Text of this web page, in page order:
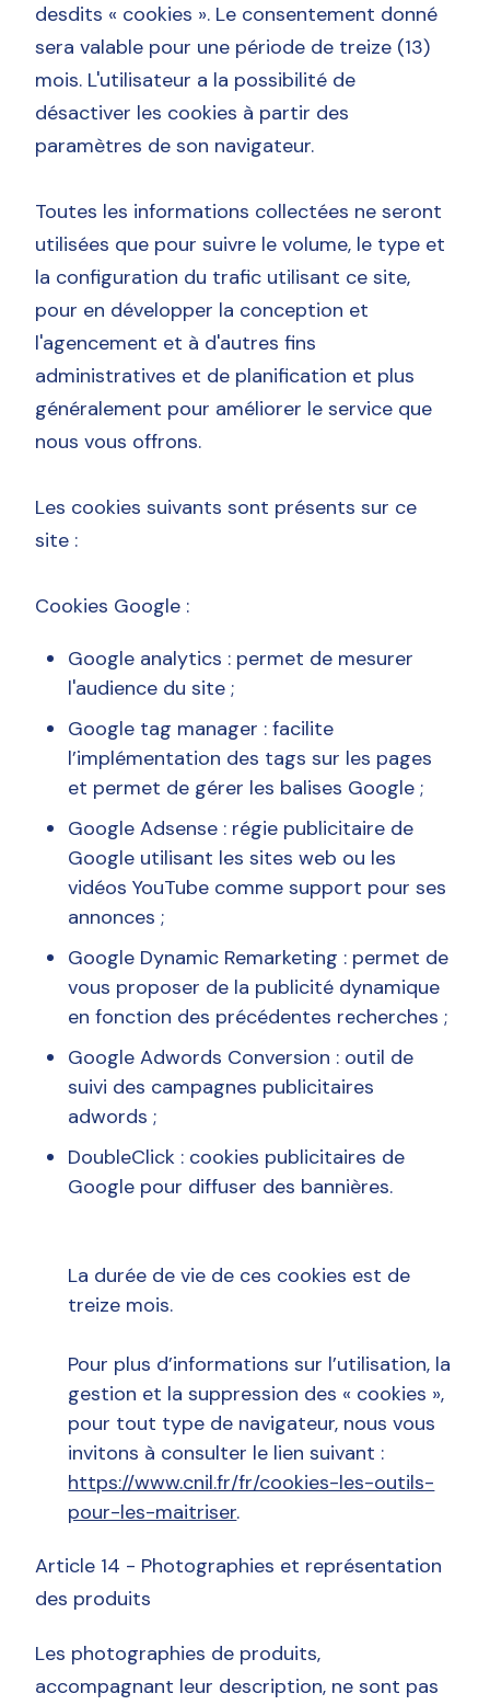
desdits « cookies ». Le consentement donné
sera valable pour une période de treize (13)
mois. L'utilisateur a la possibilité de
désactiver les cookies à partir des
paramètres de son navigateur.
Toutes les informations collectées ne seront
utilisées que pour suivre le volume, le type et
la configuration du trafic utilisant ce site,
pour en développer la conception et
l'agencement et à d'autres fins
administratives et de planification et plus
généralement pour améliorer le service que
nous vous offrons.
Les cookies suivants sont présents sur ce
site :
Cookies Google :
Google analytics : permet de mesurer
l'audience du site ;
Google tag manager : facilite
l’implémentation des tags sur les pages
et permet de gérer les balises Google ;
Google Adsense : régie publicitaire de
Google utilisant les sites web ou les
vidéos YouTube comme support pour ses
annonces ;
Google Dynamic Remarketing : permet de
vous proposer de la publicité dynamique
en fonction des précédentes recherches ;
Google Adwords Conversion : outil de
suivi des campagnes publicitaires
adwords ;
DoubleClick : cookies publicitaires de
Google pour diffuser des bannières.
La durée de vie de ces cookies est de
treize mois.
Pour plus d’informations sur l’utilisation, la
gestion et la suppression des « cookies »,
pour tout type de navigateur, nous vous
invitons à consulter le lien suivant :
https://www.cnil.fr/fr/cookies-les-outils-
pour-les-maitriser.
Article 14 - Photographies et représentation
des produits
Les photographies de produits,
accompagnant leur description, ne sont pas